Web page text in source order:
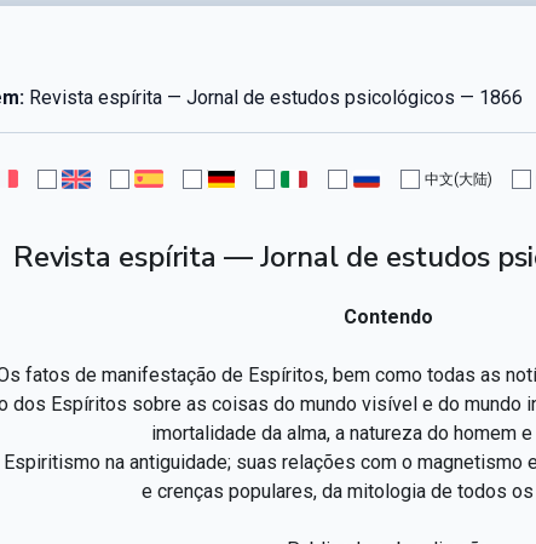
Revista espírita — Jornal de estudos psicológicos — 1866
中文(大陆)
Revista espírita — Jornal de estudos
Contendo
fatos de manifestação de Espíritos, bem como todas as
dos Espíritos sobre as coisas do mundo visível e do mundo
imortalidade da alma, a natureza do homem
na antiguidade; suas relações com o magnetismo
e crenças populares, da mitologia de todos